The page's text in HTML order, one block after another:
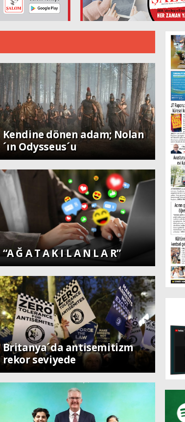
Perspektif
Kendine dönen adam; Nolan
´ın Odysseus´u
Diğer
“A Ğ A T A K I L A N L A R”
Dünya
Britanya´da antisemitizm
rekor seviyede